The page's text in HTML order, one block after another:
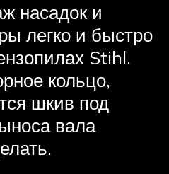
насадок и
легко и быстро
Stihl.
кольцо,
шкив под
вала